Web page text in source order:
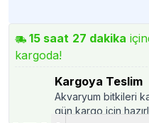
15 saat 27 dakika
kargoda!
Kargoya Teslim
Akvaryum bitkileri
gün kargo için